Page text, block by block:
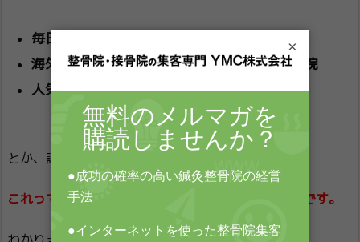
毎日行列のできる売り切れ必須のラーメン屋
海外からも患者さんが訪れるほど人気の整体院
人気すぎて3ヶ月予約がいっぱいの美容院
とか、謳っているお店ありますよね？
これって、よく考えてみるとお店のキャラ設定なんです。
×